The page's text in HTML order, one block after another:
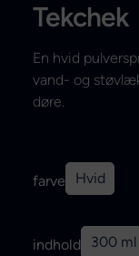
Tekchek
En hvid
vand- og
døre.
farve Hvid
indhold 300 ml